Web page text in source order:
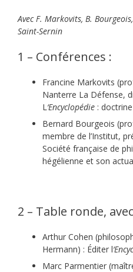
Avec F. Markovits, B.
Saint-Sernin
1 – Conférences :
Francine Markovits
Nanterre La Défense,
L‘Encyclopédie :
Bernard Bourgeois
membre de l’Institut,
Société française de
hégélienne et son
2 – Table ronde,
Arthur Cohen
Hermann) : Éditer l
Marc Parmentier